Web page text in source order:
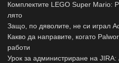
Комплектите LEGO Super Mario:
лято
Защо, по дяволите, не си играл
Какво да направите, когато
работи
Урок за администриране на